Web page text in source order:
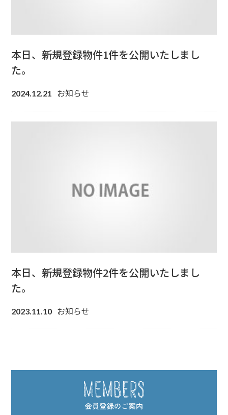
本日、新規登録物件1件を公開いたしまし
た。
2024.12.21 お知らせ
本日、新規登録物件2件を公開いたしまし
た。
2023.11.10 お知らせ